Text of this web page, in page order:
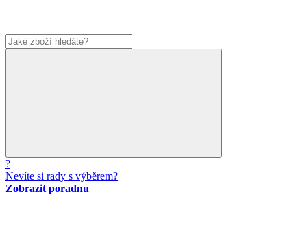
?
Nevíte si rady s výběrem?
Zobrazit poradnu